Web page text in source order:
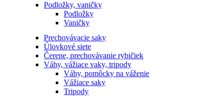
Podložky, vaničky
Podložky
Vaničky
Prechovávacie saky
Úlovkové siete
Čerene, prechovávanie rybičiek
Váhy, vážiace vaky, tripody
Váhy, pomôcky na váženie
Vážiace saky
Tripody